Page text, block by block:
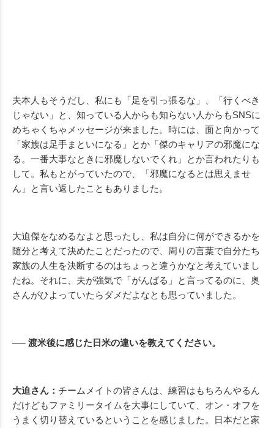
夫本人もそうだし、私にも「足を引っ張るな」、「行くべき
じゃない」と、知っている人からも知らない人からもSNSに
めちゃくちゃメッセージが来ました。時には、面と向かって
「家族は足手まといになる」とか「傑のキャリアの邪魔にな
る。一番大事なときに邪魔しないでくれ」とか言われたりも
して。私もとがっていたので、「邪魔になるとは思えませ
ん」と言い返したこともありました。
大迫傑をなめるなよと思ったし、私は自分に何ができるかを
随分と考えて決めたことだったので、周りの言葉で自分たち
家族の人生を決断するのはちょっと違うかなと考えていまし
たね。それに、夫が強気で「がんばる」と言ってるのに、奥
さんがひよっていたらダメだよなとも思っていました。
── 渡米後に感じた日米の違いを教えてください。
大迫さん： チームメイトの皆さんは、練習はもちろんやるん
だけどもファミリータイムを大事にしていて、オン・オフを
うまく切り替えているということを感じました。日本だと家